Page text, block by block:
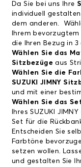
Da Sie bei uns Ihre
individuell
dem anderen.
Ihrem
die Ihren Bezug in
Wählen Sie das
Sitzbezüge aus
Wählen Sie die
SUZUKI JIMNY
und mit einer
Wählen Sie das
Ihres SUZUKI
Set für die
Entscheiden Sie
Farbtöne
setzen wollen.
und gestalten Sie